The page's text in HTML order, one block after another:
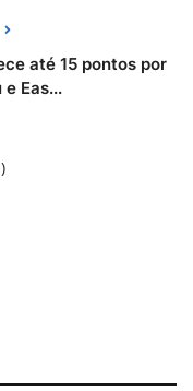
até 15 pontos por
Eas...